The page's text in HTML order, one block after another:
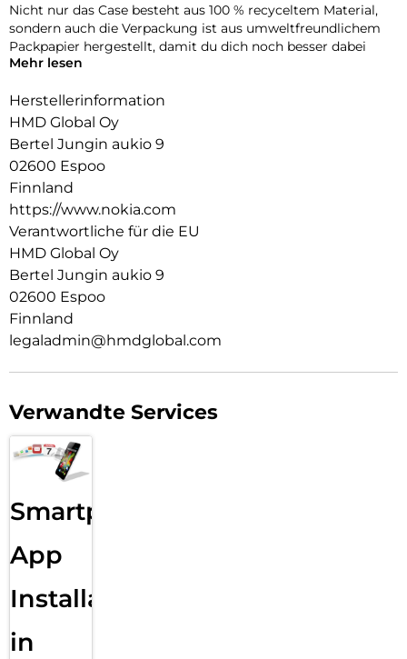
Nicht nur das Case besteht aus 100 % recyceltem Material,
sondern auch die Verpackung ist aus umweltfreundlichem
Packpapier hergestellt, damit du dich noch besser dabei
fühlen kannst, dein Smartphone zu schützen.
Mehr lesen
Herstellerinformation
HMD Global Oy
Bertel Jungin aukio 9
02600 Espoo
Finnland
https://www.nokia.com
Verantwortliche für die EU
HMD Global Oy
Bertel Jungin aukio 9
02600 Espoo
Finnland
legaladmin@hmdglobal.com
Verwandte Services
Smartphone
App
Installation
in